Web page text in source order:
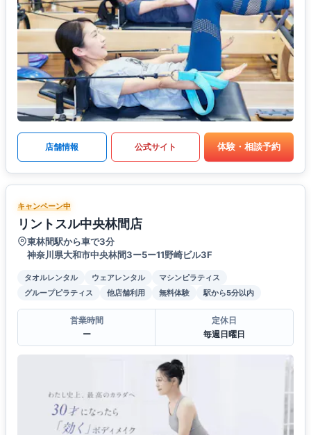
店舗情報 公式サイト 体験・相談予約
キャンペーン中
リントスル中央林間店
東林間駅から車で3分
神奈川県大和市中央林間3ー5ー11野崎ビル3F
タオルレンタル ウェアレンタル
マシンピラティス
グループピラティス
他店舗利用 無料体験 駅から5分以内
営業時間
ー
定休日
毎週日曜日